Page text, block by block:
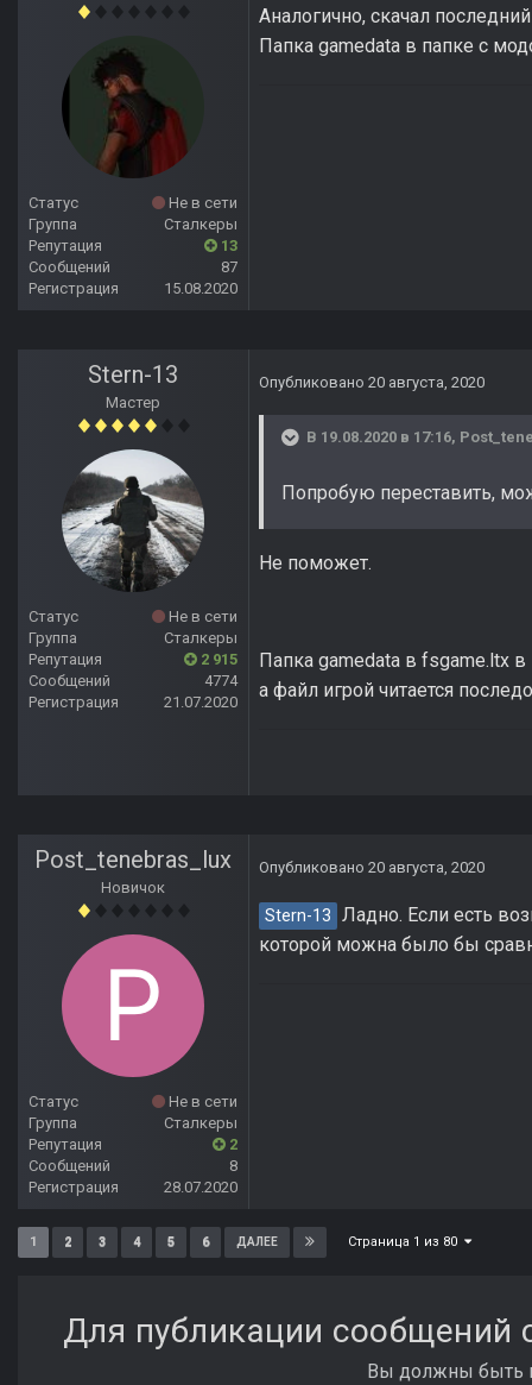
Статус
Не в сети
Группа
Сталкеры
Репутация
13
Сообщений
87
Регистрация
15.08.2020
Аналогично, скачал
Папка gamedata в папке с
Stern-13
Мастер
Статус
Не в сети
Группа
Сталкеры
Репутация
2 915
Сообщений
4774
Регистрация
21.07.2020
Опубликовано 20 августа, 2020
В 19.08.2020 в 17:16,
Попробую переставить,
Не поможет.
Папка gamedata в fsgame.ltx
а файл игрой читается
Post_tenebras_lux
Новичок
Статус
Не в сети
Группа
Сталкеры
Репутация
2
Сообщений
8
Регистрация
28.07.2020
Опубликовано 20 августа, 2020
Stern-13 Ладно. Если есть
которой можна было бы
1 2 3 4 5 6 ДАЛЕЕ Страница 1 из 80
Для публикации сообщений
Вы должны быть